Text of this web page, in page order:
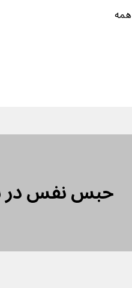
حبس نفس در